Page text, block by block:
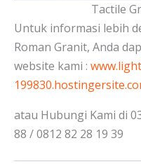
Tactile
Untuk informasi lebih
Roman Granit, Anda
website kami :
atau Hubungi Kami di
88 / 0812 82 28 19 39